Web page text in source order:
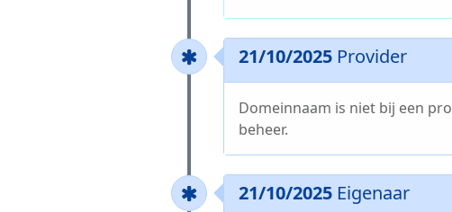
21/10/2025 Provider
Domeinnaam is niet bij een
beheer.
21/10/2025 Eigenaar